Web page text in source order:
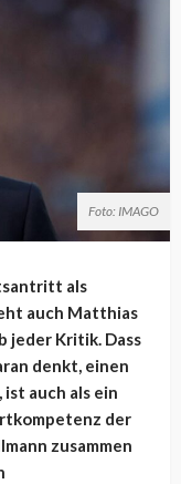
Foto: IMAGO
als
auch Matthias
jeder Kritik. Dass
denkt, einen
auch als ein
der
zusammen